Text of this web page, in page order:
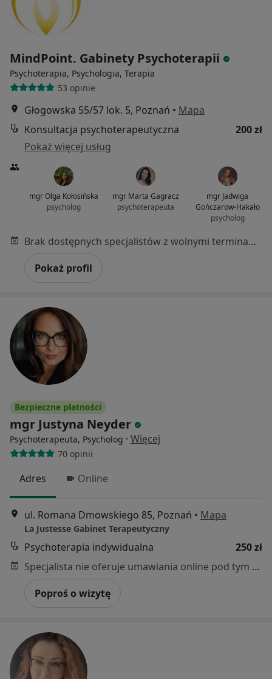
MindPoint. Gabinety Psychoterapii
Psychoterapia, Psychologia, Terapia
53 opinie
Głogowska 55/57 lok. 5, Poznań • Mapa
Konsultacja psychoterapeutyczna
200 zł
Pokaż więcej usług
mgr Olga Kołosińska
psycholog
mgr Marta Gagracz
psychoterapeuta
mgr Jadwiga
Gończarow-Hakało
psycholog
Brak dostępnych specjalistów z wolnymi terminami w tym centrum medycznym.
Pokaż profil
Bezpieczne płatności
mgr Justyna Neyder
Psychoterapeuta, Psycholog · Więcej
70 opinii
Adres Online
ul. Romana Dmowskiego 85, Poznań • Mapa
La Justesse Gabinet Terapeutyczny
Psychoterapia indywidualna
250 zł
Specjalista nie oferuje umawiania online pod tym adresem.
Poproś o wizytę